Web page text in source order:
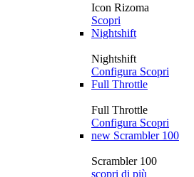
Icon Rizoma
Scopri
Nightshift
Nightshift
Configura Scopri
Full Throttle
Full Throttle
Configura Scopri
new Scrambler 100
Scrambler 100
scopri di più